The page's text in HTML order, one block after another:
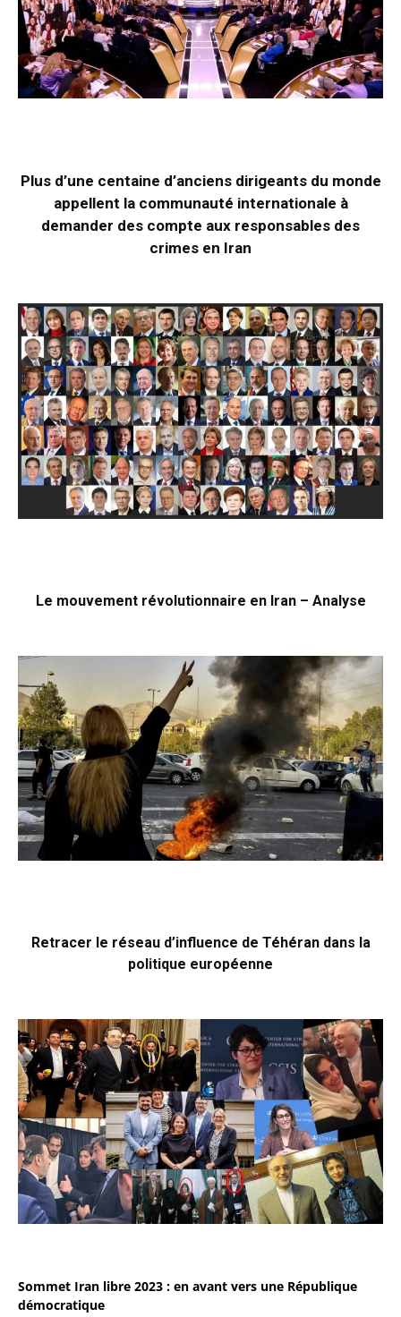
Plus d’une centaine d’anciens dirigeants du monde
appellent la communauté internationale à
demander des compte aux responsables des
crimes en Iran
Le mouvement révolutionnaire en Iran – Analyse
Retracer le réseau d’influence de Téhéran dans la
politique européenne
Sommet Iran libre 2023 : en avant vers une République
démocratique